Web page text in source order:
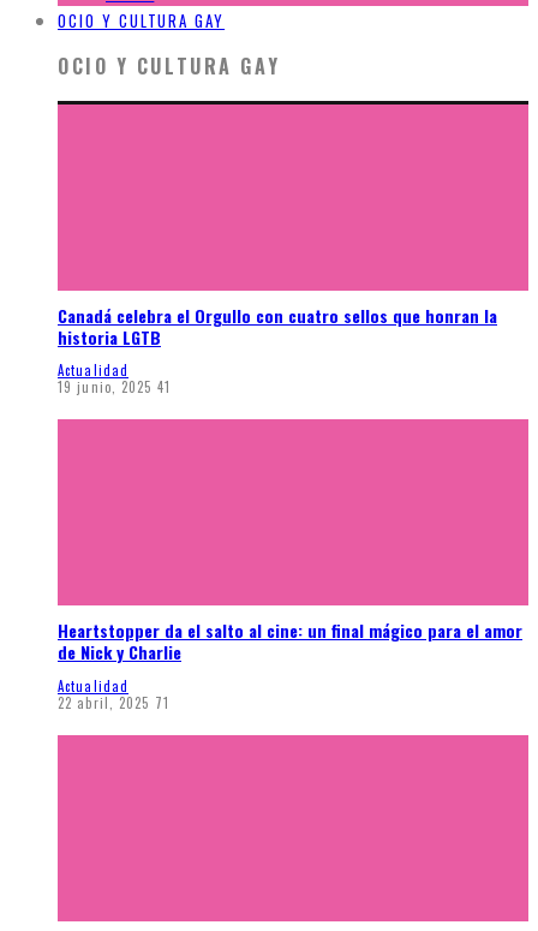
OCIO Y CULTURA GAY
OCIO Y CULTURA GAY
Canadá celebra el Orgullo con cuatro sellos que honran la
historia LGTB
Actualidad
19 junio, 2025 41
Heartstopper da el salto al cine: un final mágico para el amor
de Nick y Charlie
Actualidad
22 abril, 2025 71